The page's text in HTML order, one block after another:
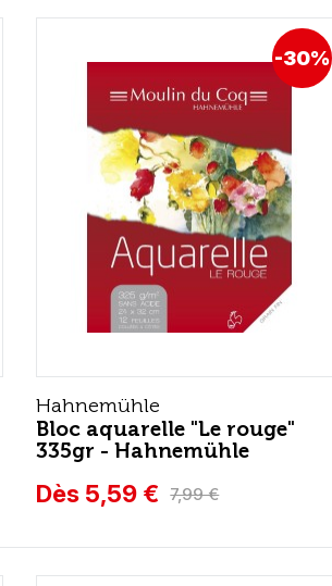
Hahnemühle
Bloc aquarelle "Le rouge"
335gr - Hahnemühle
Dès 5,59 € 7,99 €
-30%